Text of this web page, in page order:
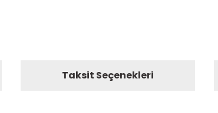
Taksit Seçenekleri